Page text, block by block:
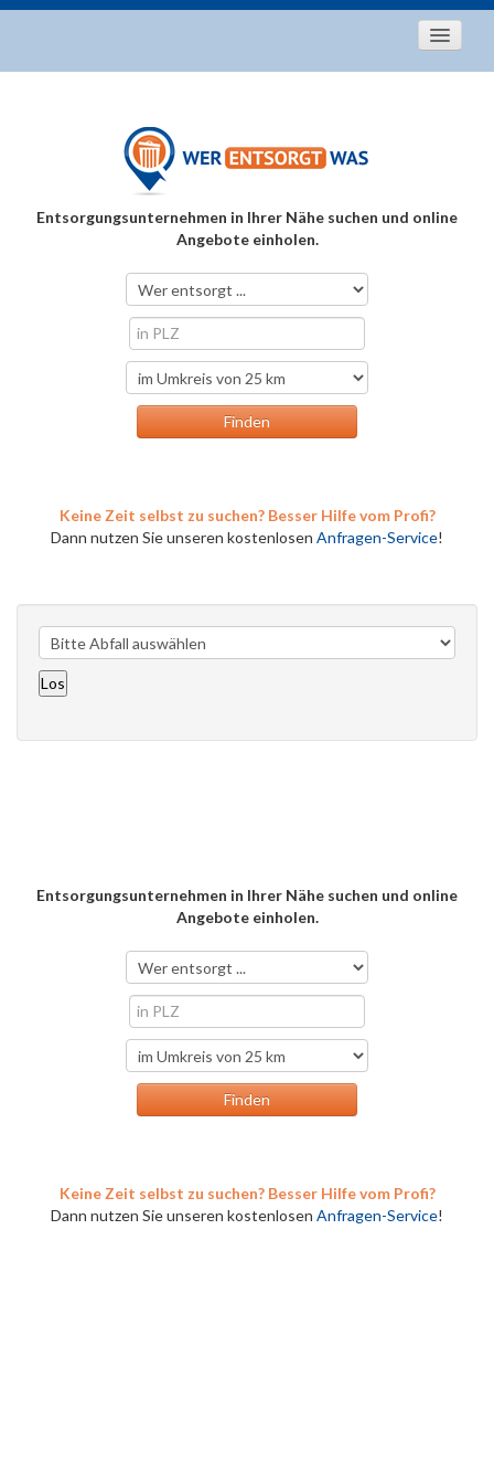
Entsorgungstipps
Über uns
Entsorgungsunternehmen in Ihrer Nähe suchen und online
Angebote einholen.
Keine Zeit selbst zu suchen? Besser Hilfe vom Profi?
Dann nutzen Sie unseren kostenlosen Anfragen-Service!
Entsorgungsunternehmen in Ihrer Nähe suchen und online
Angebote einholen.
Keine Zeit selbst zu suchen? Besser Hilfe vom Profi?
Dann nutzen Sie unseren kostenlosen Anfragen-Service!